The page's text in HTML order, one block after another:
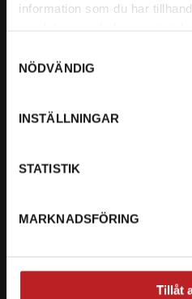
information som du har
NÖDVÄNDIG
INSTÄLLNINGAR
STATISTIK
MARKNADSFÖRING
Tillåt
Org. nummer: 5566689278
Ryckepungsvägen 3, 79177
Vi erbjuder flera olika